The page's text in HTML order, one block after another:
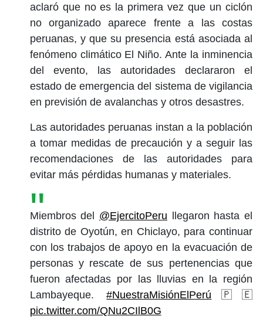
aclaró que no es la primera vez que un ciclón
no organizado aparece frente a las costas
peruanas, y que su presencia está asociada al
fenómeno climático El Niño. Ante la inminencia
del evento, las autoridades declararon el
estado de emergencia del sistema de vigilancia
en previsión de avalanchas y otros desastres.
Las autoridades peruanas instan a la población
a tomar medidas de precaución y a seguir las
recomendaciones de las autoridades para
evitar más pérdidas humanas y materiales.
Miembros del @EjercitoPeru llegaron hasta el
distrito de Oyotún, en Chiclayo, para continuar
con los trabajos de apoyo en la evacuación de
personas y rescate de sus pertenencias que
fueron afectadas por las lluvias en la región
Lambayeque.#NuestraMisiónElPerú 🇵🇪
pic.twitter.com/QNu2CIlB0G